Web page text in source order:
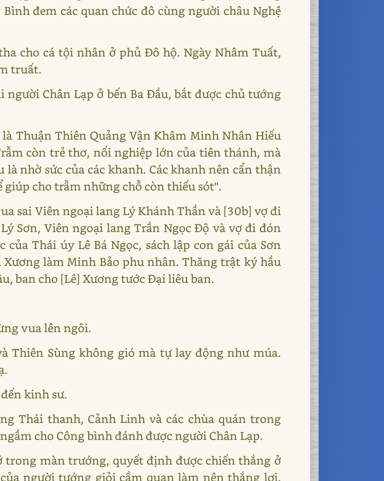
đem các quan chức đô cùng người châu Nghệ
cho cá tội nhân ở phủ Đô hộ. Ngày Nhâm Tuất,
truất.
người Chân Lạp ở bến Ba Đầu, bắt được chủ tướng
Thuận Thiên Quảng Vận Khâm Minh Nhân Hiếu
còn trẻ thơ, nối nghiệp lớn của tiên thánh, mà
nhờ sức của các khanh. Các khanh nên cẩn thận
giúp cho trẫm những chỗ còn thiếu sót".
sai Viên ngoại lang Lý Khánh Thần và [30b] vợ đi
Sơn, Viên ngoại lang Trần Ngọc Độ và vợ đi đón
của Thái úy Lê Bá Ngọc, sách lập con gái của Sơn
làm Minh Bảo phu nhân. Thăng trật ký hầu
ban cho [Lê] Xương tước Đại liêu ban.
vua lên ngôi.
Thiên Sùng không gió mà tự lay động như múa.
kinh sư.
Thái thanh, Cảnh Linh và các chùa quán trong
cho Công bình đánh được người Chân Lạp.
trong màn trướng, quyết định được chiến thắng ở
người tướng giỏi cầm quan làm nên thắng lợi.